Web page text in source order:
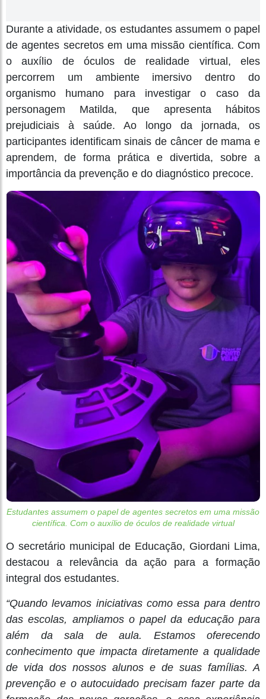
Durante a atividade, os estudantes assumem o papel
de agentes secretos em uma missão científica. Com
o auxílio de óculos de realidade virtual, eles
percorrem um ambiente imersivo dentro do
organismo humano para investigar o caso da
personagem Matilda, que apresenta hábitos
prejudiciais à saúde. Ao longo da jornada, os
participantes identificam sinais de câncer de mama e
aprendem, de forma prática e divertida, sobre a
importância da prevenção e do diagnóstico precoce.
Estudantes assumem o papel de agentes secretos em uma missão
científica. Com o auxílio de óculos de realidade virtual
O secretário municipal de Educação, Giordani Lima,
destacou a relevância da ação para a formação
integral dos estudantes.
“Quando levamos iniciativas como essa para dentro
das escolas, ampliamos o papel da educação para
além da sala de aula. Estamos oferecendo
conhecimento que impacta diretamente a qualidade
de vida dos nossos alunos e de suas famílias. A
prevenção e o autocuidado precisam fazer parte da